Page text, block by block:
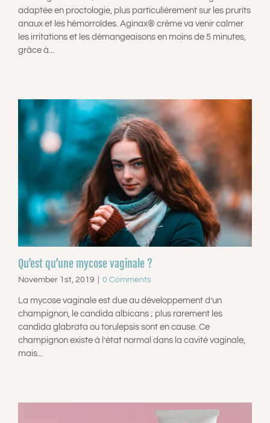
adaptée en proctologie, plus particulièrement sur les prurits
anaux et les hémorroïdes. Aginax® crème va venir calmer
les irritations et les démangeaisons en moins de 5 minutes,
grâce à...
Qu’est qu’une mycose vaginale ?
November 1st, 2019 0 Comments
La mycose vaginale est due au développement d’un
champignon, le candida albicans ; plus rarement les
candida glabrata ou torulepsis sont en cause. Ce
champignon existe à l’état normal dans la cavité vaginale,
mais...